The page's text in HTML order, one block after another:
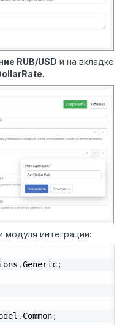
RUB/USD и на вкладке
.
модуля интеграции:
.Generic;
. Common;